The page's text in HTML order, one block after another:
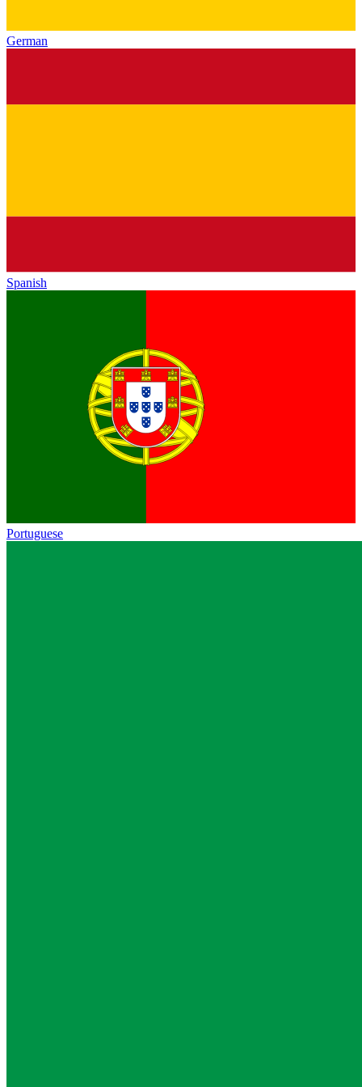
German
Spanish
Portuguese